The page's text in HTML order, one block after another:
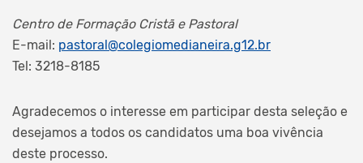
Centro de Formação Cristã e Pastoral
E-mail: pastoral@colegiomedianeira.g12.br
Tel: 3218-8185
Agradecemos o interesse em participar desta seleção e
desejamos a todos os candidatos uma boa vivência
deste processo.